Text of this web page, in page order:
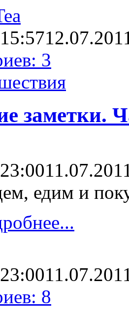
15:57
3
заметки.
23:00
едим и
23:00
8